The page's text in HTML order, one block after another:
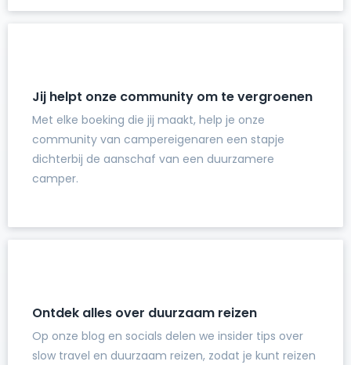
Jij helpt onze community om te vergroenen
Met elke boeking die jij maakt, help je onze
community van campereigenaren een stapje
dichterbij de aanschaf van een duurzamere
camper.
Ontdek alles over duurzaam reizen
Op onze blog en socials delen we insider tips over
slow travel en duurzaam reizen, zodat je kunt reizen